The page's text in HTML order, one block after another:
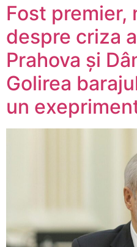
Fost premier,
despre criza
Prahova și
Golirea
un